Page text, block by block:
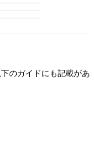
のガイドにも記載があ